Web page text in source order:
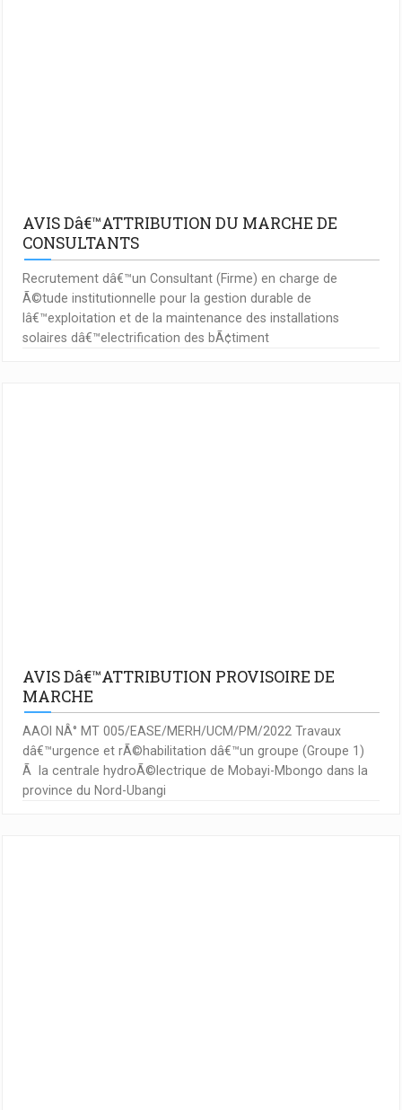
AVIS Dâ€™ATTRIBUTION DU MARCHE DE
CONSULTANTS
Recrutement dâ€™un Consultant (Firme) en charge de
Ã©tude institutionnelle pour la gestion durable de
lâ€™exploitation et de la maintenance des installations
solaires dâ€™electrification des bÃ¢timent
AVIS Dâ€™ATTRIBUTION PROVISOIRE DE
MARCHE
AAOI NÂ° MT 005/EASE/MERH/UCM/PM/2022 Travaux
dâ€™urgence et rÃ©habilitation dâ€™un groupe (Groupe 1)
Ã la centrale hydroÃ©lectrique de Mobayi-Mbongo dans la
province du Nord-Ubangi